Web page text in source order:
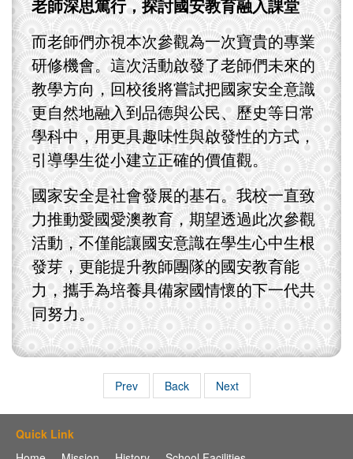
老師深思篤行，探討國安教育融入課堂
而老師們亦視本次參觀為一次寶貴的專業
研修機會。這次活動啟發了老師們未來的
教學方向，回校後將嘗試把國家安全意識
更自然地融入到品德與公民、歷史等日常
學科中，用更具趣味性與啟發性的方式，
引導學生從小建立正確的價值觀。
國家安全是社會發展的基石。我校一直致
力推動愛國愛澳教育，期望透過此次參觀
活動，不僅能讓國安意識在學生心中生根
發芽，更能提升教師團隊的國安教育能
力，攜手為培養具備家國情懷的下一代共
同努力。
Prev Back Next
Quick Link